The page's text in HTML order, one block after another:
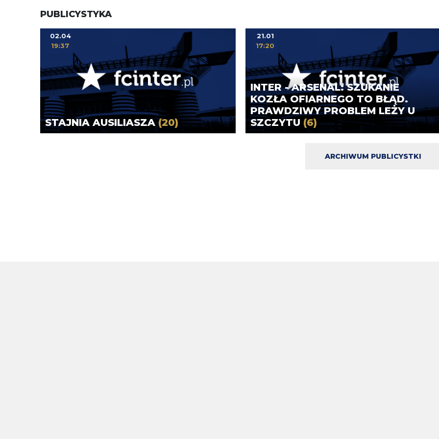
PUBLICYSTYKA
STAJNIA AUSILIASZA(20)
02.04
19:37
INTER - ARSENAL: SZUKANIE
KOZŁA OFIARNEGO TO BŁĄD.
PRAWDZIWY PROBLEM LEŻY U
SZCZYTU (6)
21.01
17:20
ARCHIWUM PUBLICYSTKI